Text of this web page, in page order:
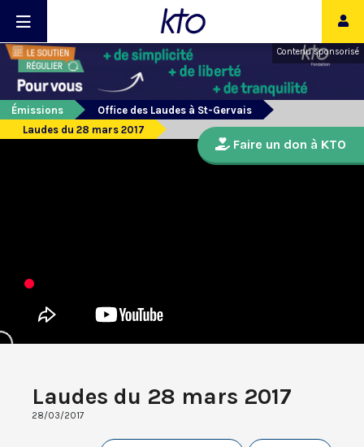
Contenu sponsorisé
Émissions
Office des Laudes à St-Gervais
Laudes du 28 mars 2017
Laudes du 28 mars 2017
28/03/2017
Faire un don à KTO